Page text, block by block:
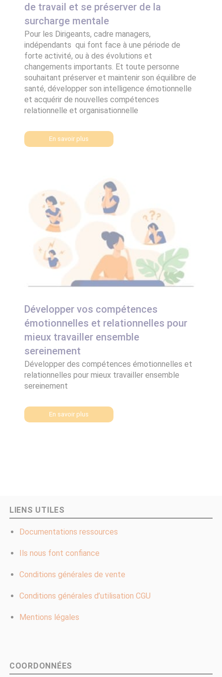
de travail et se préserver de la
surcharge mentale
Pour les Dirigeants, cadre managers,
indépendants qui font face à une période de
forte activité, ou à des évolutions et
changements importants. Et toute personne
souhaitant préserver et maintenir son équilibre de
santé, développer son intelligence émotionnelle
et acquérir de nouvelles compétences
relationnelle et organisationnelle
En savoir plus
Développer vos compétences
émotionnelles et relationnelles pour
mieux travailler ensemble
sereinement
Développer des compétences émotionnelles et
relationnelles pour mieux travailler ensemble
sereinement
En savoir plus
LIENS UTILES
Documentations ressources
Ils nous font confiance
Conditions générales de vente
Conditions générales d’utilisation CGU
Mentions légales
COORDONNÉES